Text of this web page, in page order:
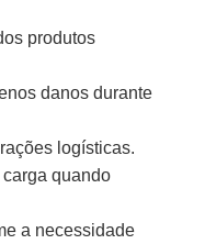
produtos
danos durante
logísticas.
quando
a necessidade